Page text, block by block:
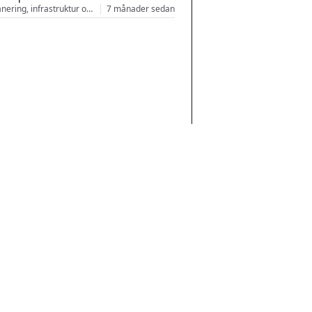
Stadsplanering, infrastruktur och arkitektur 7 månader sedan